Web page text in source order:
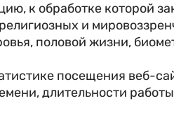
к обработке которой
и
половой жизни,
посещения веб-
длительности